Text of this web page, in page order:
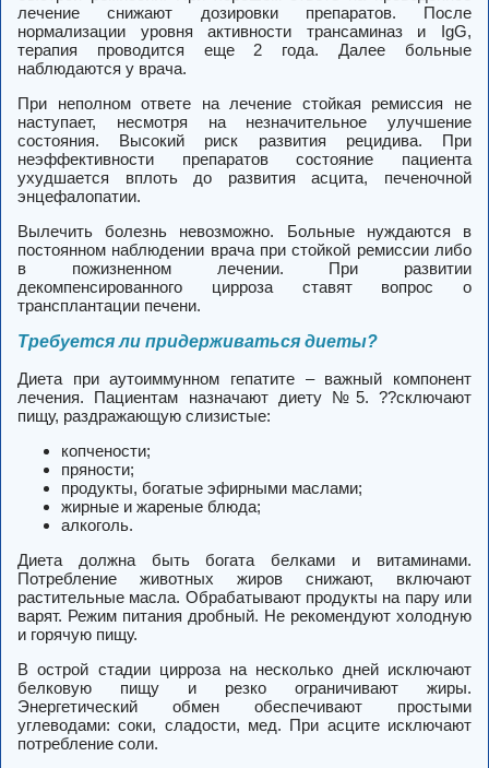
лечение снижают дозировки препаратов. После
нормализации уровня активности трансаминаз и IgG,
терапия проводится еще 2 года. Далее больные
наблюдаются у врача.
При неполном ответе на лечение стойкая ремиссия не
наступает, несмотря на незначительное улучшение
состояния. Высокий риск развития рецидива. При
неэффективности препаратов состояние пациента
ухудшается вплоть до развития асцита, печеночной
энцефалопатии.
Вылечить болезнь невозможно. Больные нуждаются в
постоянном наблюдении врача при стойкой ремиссии либо
в пожизненном лечении. При развитии
декомпенсированного цирроза ставят вопрос о
трансплантации печени.
Требуется ли придерживаться диеты?
Диета при аутоиммунном гепатите – важный компонент
лечения. Пациентам назначают диету №5. ??сключают
пищу, раздражающую слизистые:
копчености;
пряности;
продукты, богатые эфирными маслами;
жирные и жареные блюда;
алкоголь.
Диета должна быть богата белками и витаминами.
Потребление животных жиров снижают, включают
растительные масла. Обрабатывают продукты на пару или
варят. Режим питания дробный. Не рекомендуют холодную
и горячую пищу.
В острой стадии цирроза на несколько дней исключают
белковую пищу и резко ограничивают жиры.
Энергетический обмен обеспечивают простыми
углеводами: соки, сладости, мед. При асците исключают
потребление соли.